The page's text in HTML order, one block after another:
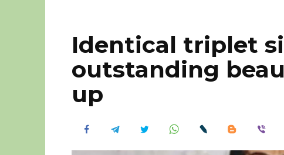
Identical triplet
outstanding
up